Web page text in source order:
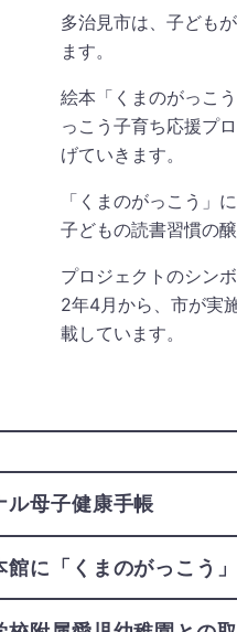
多治見市は、子ども
ます。
絵本「くまのがっこ
っこう子育ち応援プ
げていきます。
「くまのがっこう」
子どもの読書習慣の
プロジェクトのシン
2年4月から、市が実
載しています。
ル母子健康手帳
し
ウ
ィ
館に「くまのがっこう